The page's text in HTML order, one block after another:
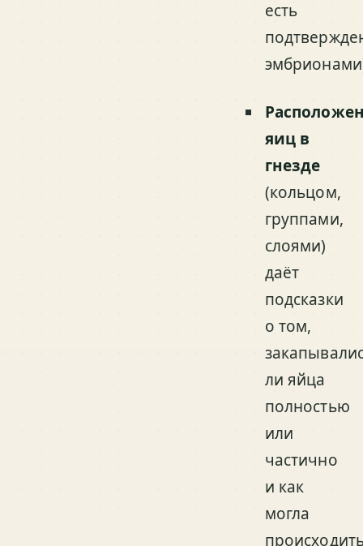
есть
яиц в
гнезде
(кольцом,
группами,
слоями)
даёт
подсказки
о том,
ли яйца
полностью
или
частично
и как
могла